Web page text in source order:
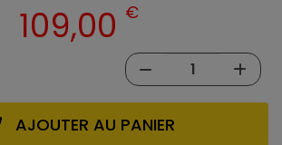
109,00 €
AJOUTER AU PANIER